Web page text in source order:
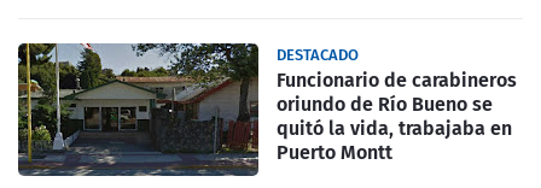
DESTACADO
Funcionario de carabineros
oriundo de Río Bueno se
quitó la vida, trabajaba en
Puerto Montt